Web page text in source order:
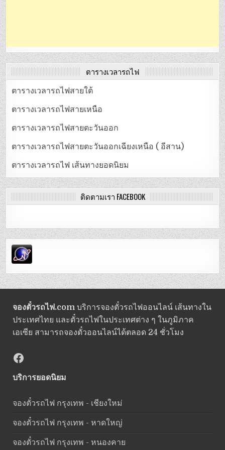
ตารางเวลารถไฟ
ตารางเวลารถไฟสายใต้
ตารางเวลารถไฟสายเหนือ
ตารางเวลารถไฟสายตะวันออก
ตารางเวลารถไฟสายตะวันออกเฉียงเหนือ ( อีสาน)
ตารางเวลารถไฟ เส้นทางยอดนิยม
ติดตามเรา FACEBOOK
จองตั๋วรถไฟ.comบริการจองตั๋วรถไฟออนไลน์ เส้นทางใน
ประเทศไทย และตั๋วรถไฟในประเทศต่าง ๆ ในภูมิภาค
เอเซีย สามารถจองตั๋วออนไลน์ได้ตลอด 24 ชั่วโมง
Facebook
บริการยอดนิยม
จองตั๋วรถไฟ กรุงเทพ - เชียงใหม่
จองตั๋วรถไฟ กรุงเทพ - หาดใหญ่
จองตั๋วรถไฟ กรุงเทพ - หนองคาย